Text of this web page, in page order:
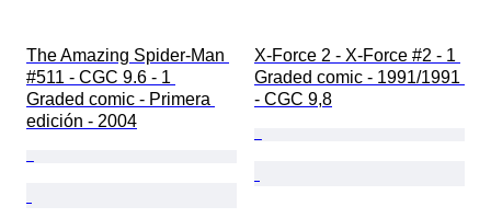
The Amazing Spider-Man
#511 - CGC 9.6 - 1
Graded comic - Primera
edición - 2004
X-Force 2 - X-Force #2 - 1
Graded comic - 1991/1991
- CGC 9,8